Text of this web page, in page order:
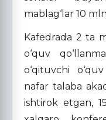
mablag‘lar 10
Kafedrada 2 ta
o‘quv
o‘qituvchi
nafar talaba
ishtirok etgan,